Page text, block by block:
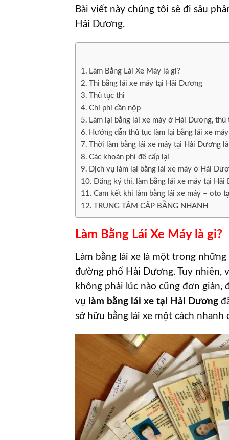
Bài viết này chúng tôi sẽ đi sâu
Hải Dương.
Làm Bằng Lái Xe Máy là gi?
Thi bằng lái xe máy tại Hải Dương
Thủ tục thi
Chi phí cần nộp
Làm lại bằng lái xe máy ở Hải Dương, thủ
Hướng dẫn thủ tục làm lại bằng lái xe
Thời làm bằng lái xe máy tại Hải Dương
Các khoản phí để cấp lại
Dịch vụ làm lại bằng lái xe máy ở Hải
Đăng ký thi, làm bằng lái xe máy tại Hải
Cam kết khi làm bằng lái xe máy – oto
TRUNG TÂM CẤP BẰNG NHANH
Làm Bằng Lái Xe Máy là gi?
Làm bằng lái xe là một trong
đường phố Hải Dương. Tuy nhiên,
không phải lúc nào cũng đơn
vụ làm bằng lái xe tại Hải Dương
sở hữu bằng lái xe một cách nhanh